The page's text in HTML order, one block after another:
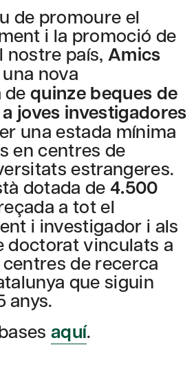
de promoure el
i la promoció de
nostre país, Amics
nova
dequinze beques de
joves investigadores
una estada mínima
en centres de
estrangeres.
dotada de4.500
a tot el
i investigador i als
doctorat vinculats a
de recerca
que siguin
anys.
aquí.